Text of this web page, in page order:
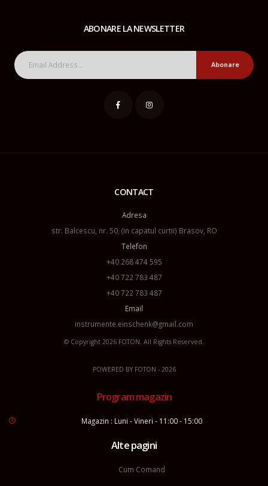
ABONARE LA NEWSLETTER
Abonare
CONTACT
Adresa
str. Balcescu, nr. 50, (in capatul curtii) Brasov, RO
Telefon
+40 268 474 595
+40 722 783 487
+40 722 783 487
Email
instrumente.einschenk@gmail.com
© Copyright 2026 FOTON. All Rights Reserved.
POWERED BY FOTON - 2026
Program magazin
Magazin : Luni - Vineri - 11:00 - 15:00
Alte pagini
Cum Comand